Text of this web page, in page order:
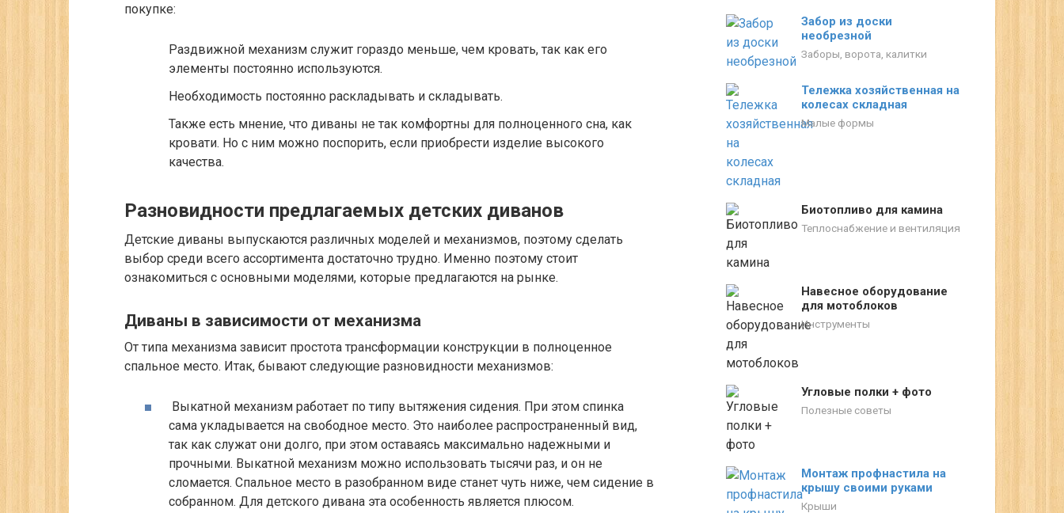
покупке:
Раздвижной механизм служит гораздо меньше, чем кровать, так как его
элементы постоянно используются.
Необходимость постоянно раскладывать и складывать.
Также есть мнение, что диваны не так комфортны для полноценного сна, как
кровати. Но с ним можно поспорить, если приобрести изделие высокого
качества.
Разновидности предлагаемых детских диванов
Детские диваны выпускаются различных моделей и механизмов, поэтому сделать
выбор среди всего ассортимента достаточно трудно. Именно поэтому стоит
ознакомиться с основными моделями, которые предлагаются на рынке.
Диваны в зависимости от механизма
От типа механизма зависит простота трансформации конструкции в полноценное
спальное место. Итак, бывают следующие разновидности механизмов:
Выкатной механизм работает по типу вытяжения сидения. При этом спинка
сама укладывается на свободное место. Это наиболее распространенный вид,
так как служат они долго, при этом оставаясь максимально надежными и
прочными. Выкатной механизм можно использовать тысячи раз, и он не
сломается. Спальное место в разобранном виде станет чуть ниже, чем сидение в
собранном. Для детского дивана эта особенность является плюсом.
Забор из доски
необрезной
Заборы, ворота, калитки
Тележка хозяйственная на
колесах складная
Малые формы
Биотопливо для камина
Теплоснабжение и вентиляция
Навесное оборудование
для мотоблоков
Инструменты
Угловые полки + фото
Полезные советы
Монтаж профнастила на
крышу своими руками
Крыши